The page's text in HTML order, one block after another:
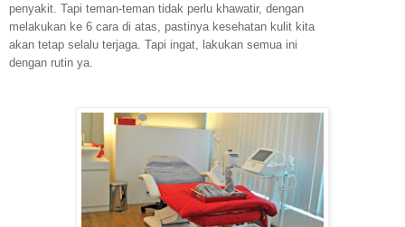
penyakit. Tapi teman-teman tidak perlu khawatir, dengan
melakukan ke 6 cara di atas, pastinya kesehatan kulit kita
akan tetap selalu terjaga. Tapi ingat, lakukan semua ini
dengan rutin ya.